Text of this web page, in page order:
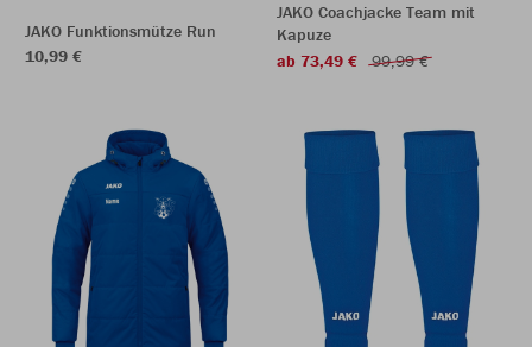
JAKO Funktionsmütze Run
10,99 €
JAKO Coachjacke Team mit
Kapuze
ab 73,49 €
99,99 €